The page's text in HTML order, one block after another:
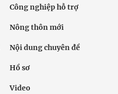
Công nghiệp hỗ trợ
Nông thôn mới
Nội dung chuyên đề
Hồ sơ
Video